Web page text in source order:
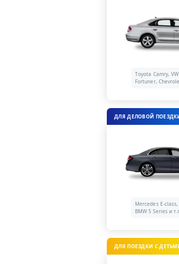
Toyota Camry,
Fortuner,
ДЛЯ ДЕЛОВОЙ
Mercedes E-
BMW 5 Series и
ДЛЯ ПОЕЗДКИ С